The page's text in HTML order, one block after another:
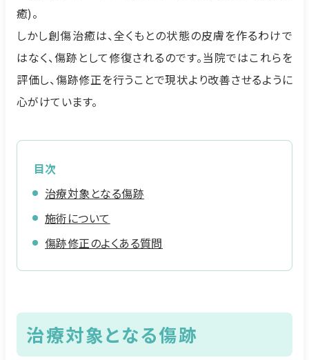
癒)。
しかし創傷治癒は、全くもとの状態の皮膚を作るわけで
はなく、傷跡として修復されるのです。当院ではこれらを
評価し、傷跡修正を行うことで現状より改善させるように
心がけています。
目次
治療対象となる傷跡
施術について
傷跡修正のよくある質問
治療対象となる傷跡